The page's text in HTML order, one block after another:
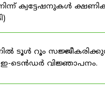
ക്വട്ടേഷനുകൾ
ടൂൾ റൂം
ഇ-ടെൻഡർ വിജ്ഞാപനം.